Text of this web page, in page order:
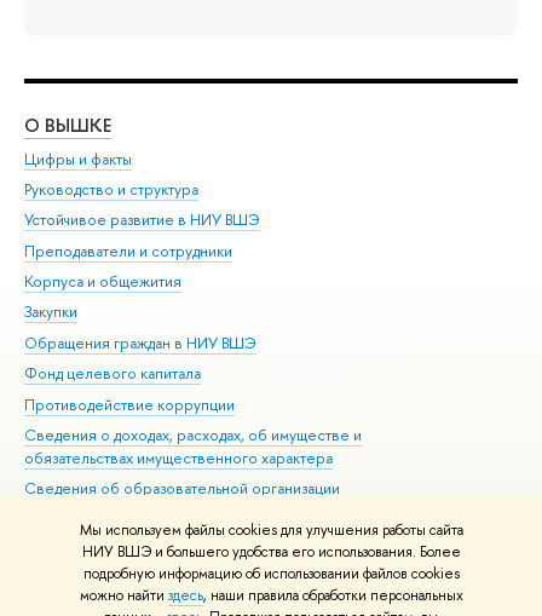
Мы используем файлы cookies для улучшения работы сайта
НИУ ВШЭ и большего удобства его использования. Более
подробную информацию об использовании файлов cookies
можно найти здесь, наши правила обработки персональных
О ВЫШКЕ
Цифры и факты
Руководство и структура
Устойчивое развитие в НИУ ВШЭ
Преподаватели и сотрудники
Корпуса и общежития
Закупки
Обращения граждан в НИУ ВШЭ
Фонд целевого капитала
Противодействие коррупции
Сведения о доходах, расходах, об имуществе и
обязательствах имущественного характера
Сведения об образовательной организации
Людям с ограниченными возможностями здоровья
Единая платежная страница
Работа в Вышке